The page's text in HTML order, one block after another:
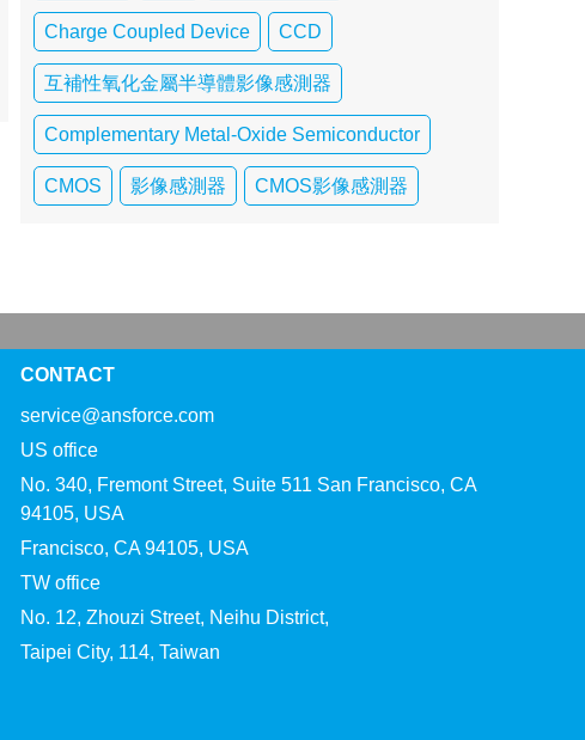
Charge Coupled Device CCD
互補性氧化金屬半導體影像感測器
Complementary Metal-Oxide Semiconductor
CMOS 影像感測器 CMOS影像感測器
CONTACT
service@ansforce.com
US office
No. 340, Fremont Street, Suite 511 San Francisco, CA
94105, USA
Francisco, CA 94105, USA
TW office
No. 12, Zhouzi Street, Neihu District,
Taipei City, 114, Taiwan